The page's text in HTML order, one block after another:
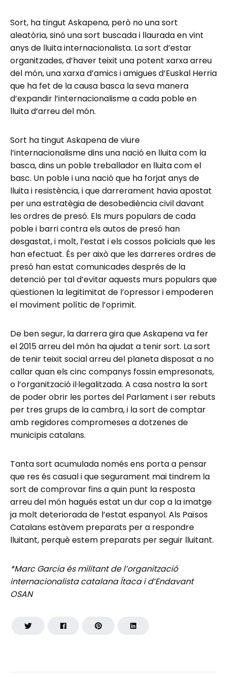
Sort, ha tingut Askapena, però no una sort
aleatòria, sinó una sort buscada i llaurada en vint
anys de lluita internacionalista. La sort d’estar
organitzades, d’haver teixit una potent xarxa arreu
del món, una xarxa d’amics i amigues d’Euskal Herria
que ha fet de la causa basca la seva manera
d’expandir l’internacionalisme a cada poble en
lluita d’arreu del món.
Sort ha tingut Askapena de viure
l’internacionalisme dins una nació en lluita com la
basca, dins un poble treballador en lluita com el
basc. Un poble i una nació que ha forjat anys de
lluita i resistència, i que darrerament havia apostat
per una estratègia de desobediència civil davant
les ordres de presó. Els murs populars de cada
poble i barri contra els autos de presó han
desgastat, i molt, l’estat i els cossos policials que les
han efectuat. És per això que les darreres ordres de
presó han estat comunicades després de la
detenció per tal d’evitar aquests murs populars que
qüestionen la legitimitat de l’opressor i empoderen
el moviment polític de l’oprimit.
De ben segur, la darrera gira que Askapena va fer
el 2015 arreu del món ha ajudat a tenir sort. La sort
de tenir teixit social arreu del planeta disposat a no
callar quan els cinc companys fossin empresonats,
o l’organització il·legalitzada. A casa nostra la sort
de poder obrir les portes del Parlament i ser rebuts
per tres grups de la cambra, i la sort de comptar
amb regidores compromeses a dotzenes de
municipis catalans.
Tanta sort acumulada només ens porta a pensar
que res és casual i que segurament mai tindrem la
sort de comprovar fins a quin punt la resposta
arreu del món hagués estat un dur cop a la imatge
ja molt deteriorada de l’estat espanyol. Als Països
Catalans estàvem preparats per a respondre
lluitant, perquè estem preparats per seguir lluitant.
*Marc Garcia és militant de l’organització
internacionalista catalana Ítaca i d’Endavant
OSAN